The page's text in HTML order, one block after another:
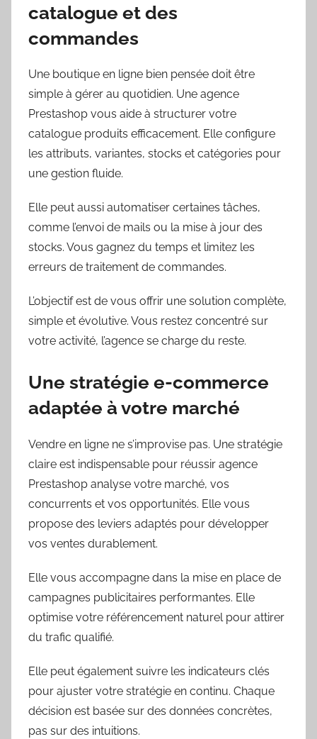
catalogue et des
commandes
Une boutique en ligne bien pensée doit être
simple à gérer au quotidien. Une agence
Prestashop vous aide à structurer votre
catalogue produits efficacement. Elle configure
les attributs, variantes, stocks et catégories pour
une gestion fluide.
Elle peut aussi automatiser certaines tâches,
comme l’envoi de mails ou la mise à jour des
stocks. Vous gagnez du temps et limitez les
erreurs de traitement de commandes.
L’objectif est de vous offrir une solution complète,
simple et évolutive. Vous restez concentré sur
votre activité, l’agence se charge du reste.
Une stratégie e-commerce
adaptée à votre marché
Vendre en ligne ne s’improvise pas. Une stratégie
claire est indispensable pour réussir agence
Prestashop analyse votre marché, vos
concurrents et vos opportunités. Elle vous
propose des leviers adaptés pour développer
vos ventes durablement.
Elle vous accompagne dans la mise en place de
campagnes publicitaires performantes. Elle
optimise votre référencement naturel pour attirer
du trafic qualifié.
Elle peut également suivre les indicateurs clés
pour ajuster votre stratégie en continu. Chaque
décision est basée sur des données concrètes,
pas sur des intuitions.